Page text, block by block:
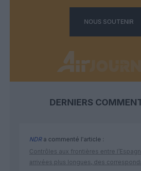
NOUS SOUTENIR
DERNIERS
NDRa commenté l'article :
Contrôles aux frontières entre
arrivées plus longues, des